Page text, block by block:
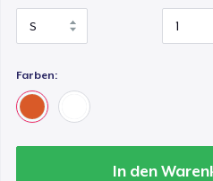
Farben:
In den